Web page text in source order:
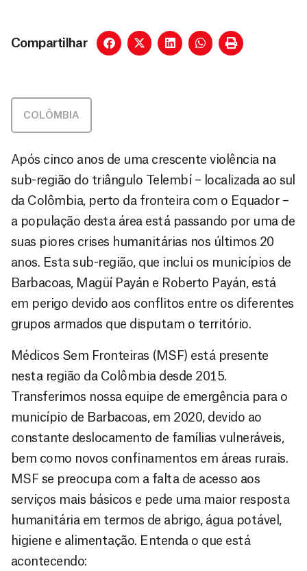
Compartilhar
COLÔMBIA
Após cinco anos de uma crescente violência na
sub-região do triângulo Telembí – localizada ao sul
da Colômbia, perto da fronteira com o Equador –
a população desta área está passando por uma de
suas piores crises humanitárias nos últimos 20
anos. Esta sub-região, que inclui os municípios de
Barbacoas, Magüí Payán e Roberto Payán, está
em perigo devido aos conflitos entre os diferentes
grupos armados que disputam o território.
Médicos Sem Fronteiras (MSF) está presente
nesta região da Colômbia desde 2015.
Transferimos nossa equipe de emergência para o
município de Barbacoas, em 2020, devido ao
constante deslocamento de famílias vulneráveis,
bem como novos confinamentos em áreas rurais.
MSF se preocupa com a falta de acesso aos
serviços mais básicos e pede uma maior resposta
humanitária em termos de abrigo, água potável,
higiene e alimentação. Entenda o que está
acontecendo: